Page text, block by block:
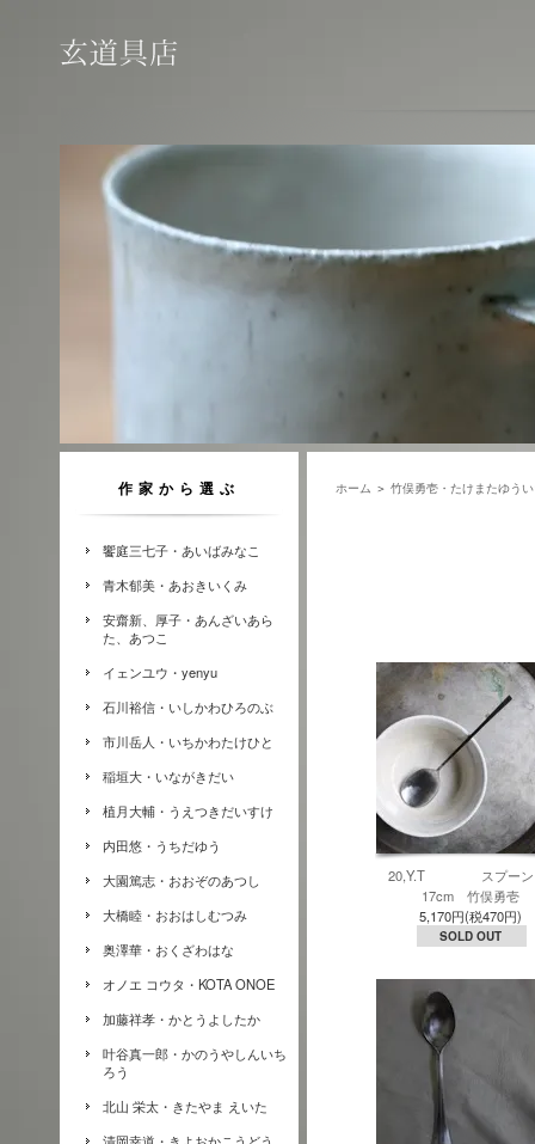
作家から選ぶ
饗庭三七子・あいばみなこ
青木郁美・あおきいくみ
安齋新、厚子・あんざいあら
た、あつこ
イェンユウ・yenyu
石川裕信・いしかわひろのぶ
市川岳人・いちかわたけひと
稲垣大・いながきだい
植月大輔・うえつきだいすけ
内田悠・うちだゆう
大園篤志・おおぞのあつし
大橋睦・おおはしむつみ
奥澤華・おくざわはな
オノエ コウタ・KOTA ONOE
加藤祥孝・かとうよしたか
叶谷真一郎・かのうやしんいち
ろう
北山 栄太・きたやま えいた
ホーム ＞ 竹俣勇壱・たけまたゆう
20,Y.T スプー
17cm 竹俣勇壱
5,170円(税470円)
SOLD OUT